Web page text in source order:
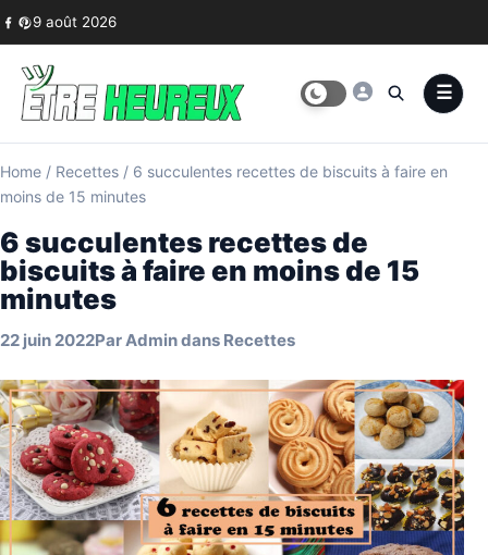
Skip to content
9 août 2026
Home / Recettes / 6 succulentes recettes de biscuits à faire en
moins de 15 minutes
6 succulentes recettes de
biscuits à faire en moins de 15
minutes
22 juin 2022ParAdmindans Recettes